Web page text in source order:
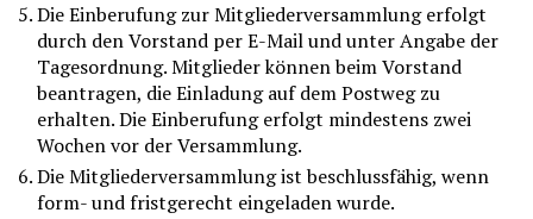
Die Einberufung zur Mitgliederversammlung erfolgt
durch den Vorstand per E-Mail und unter Angabe der
Tagesordnung. Mitglieder können beim Vorstand
beantragen, die Einladung auf dem Postweg zu
erhalten. Die Einberufung erfolgt mindestens zwei
Wochen vor der Versammlung.
Die Mitgliederversammlung ist beschlussfähig, wenn
form- und fristgerecht eingeladen wurde.